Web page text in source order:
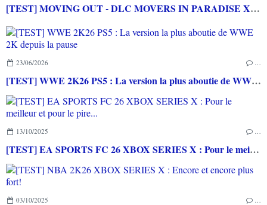
[TEST] MOVING OUT - DLC MOVERS IN PARADISE XBOX SERIES X : Y a du soleil et des démanagements dingos... Tra la dire la dada...
23/06/2026
[TEST] WWE 2K26 PS5 : La version la plus aboutie de WWE 2K depuis la pause
13/10/2025
[TEST] EA SPORTS FC 26 XBOX SERIES X : Pour le meilleur et pour le pire...
03/10/2025